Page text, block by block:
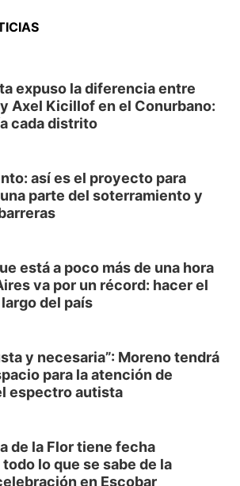
expuso la diferencia entre
Axel Kicillof en el Conurbano:
cada distrito
así es el proyecto para
parte del soterramiento y
está a poco más de una hora
va por un récord: hacer el
del país
y necesaria”: Moreno tendrá
para la atención de
espectro autista
de la Flor tiene fecha
lo que se sabe de la
en Escobar